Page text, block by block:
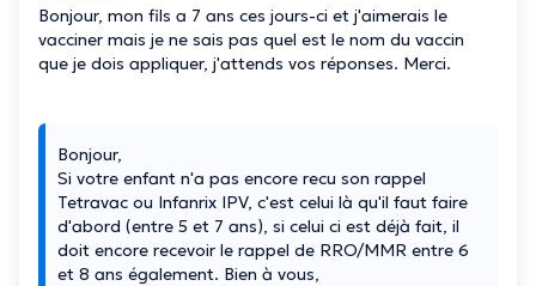
Bonjour, mon fils a 7 ans ces jours-ci et j'aimerais le
vacciner mais je ne sais pas quel est le nom du vaccin
que je dois appliquer, j'attends vos réponses. Merci.
Bonjour,
Si votre enfant n'a pas encore recu son rappel
Tetravac ou Infanrix IPV, c'est celui là qu'il faut faire
d'abord (entre 5 et 7 ans), si celui ci est déjà fait, il
doit encore recevoir le rappel de RRO/MMR entre 6
et 8 ans également. Bien à vous,